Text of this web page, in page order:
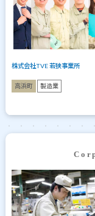
株式会社TVE 若狭事業所
高浜町 製造業